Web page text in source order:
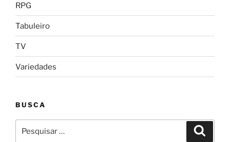
RPG
Tabuleiro
TV
Variedades
BUSCA
por: